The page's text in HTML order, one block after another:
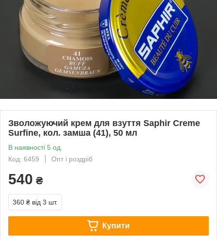
Зволожуючий крем для взуття Saphir Creme
Surfine, кол. замша (41), 50 мл
В наявності 5 од.
Код: 6459
Опт і роздріб
540 ₴
360 ₴ від 3 шт.
Купити